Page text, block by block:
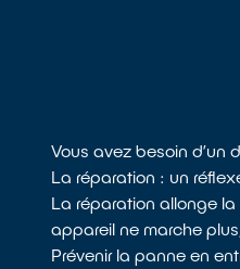
Vous avez besoin d’un
La réparation : un
La réparation allonge la
appareil ne marche
Prévenir la panne en